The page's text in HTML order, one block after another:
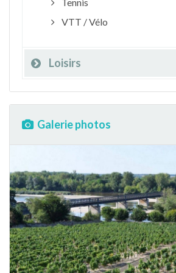
VTT / Vélo
Loisirs
Galerie photos